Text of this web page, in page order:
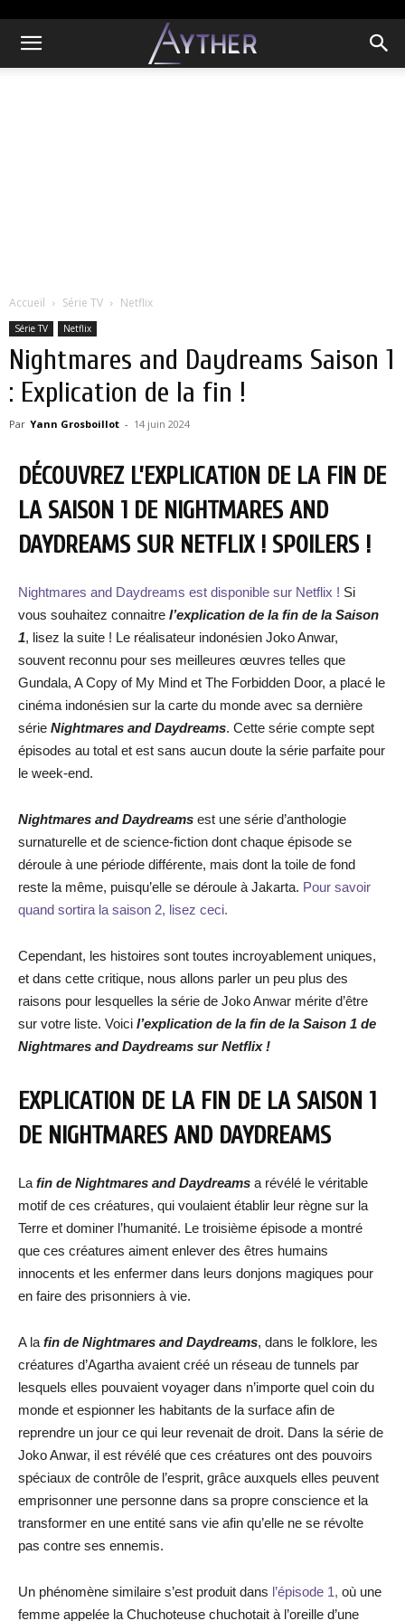
Accueil Série TV Netflix
Série TV Netflix
Nightmares and Daydreams Saison 1
: Explication de la fin !
Par Yann Grosboillot - 14 juin 2024
DÉCOUVREZ L’EXPLICATION DE LA FIN DE
LA SAISON 1 DE NIGHTMARES AND
DAYDREAMS SUR NETFLIX ! SPOILERS !
Nightmares and Daydreams est disponible sur Netflix ! Si
vous souhaitez connaitre l’explication de la fin de la Saison
1, lisez la suite ! Le réalisateur indonésien Joko Anwar,
souvent reconnu pour ses meilleures œuvres telles que
Gundala, A Copy of My Mind et The Forbidden Door, a placé le
cinéma indonésien sur la carte du monde avec sa dernière
série Nightmares and Daydreams. Cette série compte sept
épisodes au total et est sans aucun doute la série parfaite pour
le week-end.
Nightmares and Daydreams est une série d’anthologie
surnaturelle et de science-fiction dont chaque épisode se
déroule à une période différente, mais dont la toile de fond
reste la même, puisqu’elle se déroule à Jakarta. Pour savoir
quand sortira la saison 2, lisez ceci.
Cependant, les histoires sont toutes incroyablement uniques,
et dans cette critique, nous allons parler un peu plus des
raisons pour lesquelles la série de Joko Anwar mérite d’être
sur votre liste. Voici l’explication de la fin de la Saison 1 de
Nightmares and Daydreams sur Netflix !
EXPLICATION DE LA FIN DE LA SAISON 1
DE NIGHTMARES AND DAYDREAMS
La fin de Nightmares and Daydreams a révélé le véritable
motif de ces créatures, qui voulaient établir leur règne sur la
Terre et dominer l’humanité. Le troisième épisode a montré
que ces créatures aiment enlever des êtres humains
innocents et les enfermer dans leurs donjons magiques pour
en faire des prisonniers à vie.
A la fin de Nightmares and Daydreams, dans le folklore, les
créatures d’Agartha avaient créé un réseau de tunnels par
lesquels elles pouvaient voyager dans n’importe quel coin du
monde et espionner les habitants de la surface afin de
reprendre un jour ce qui leur revenait de droit. Dans la série de
Joko Anwar, il est révélé que ces créatures ont des pouvoirs
spéciaux de contrôle de l’esprit, grâce auxquels elles peuvent
emprisonner une personne dans sa propre conscience et la
transformer en une entité sans vie afin qu’elle ne se révolte
pas contre ses ennemis.
Un phénomène similaire s’est produit dans l’épisode 1, où une
femme appelée la Chuchoteuse chuchotait à l’oreille d’une